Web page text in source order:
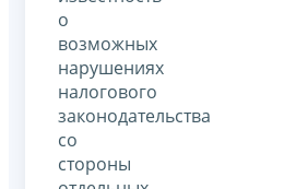
о
возможных
нарушениях
налогового
законодательства
со
стороны